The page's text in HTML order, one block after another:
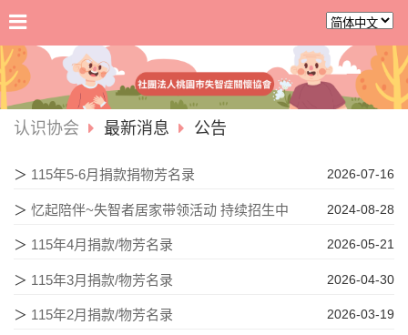
认识协会 最新消息 公告
2026-07-16
＞ 115年5-6月捐款捐物芳名录
2024-08-28
＞ 忆起陪伴~失智者居家带领活动 持续招生中
2026-05-21
＞ 115年4月捐款/物芳名录
2026-04-30
＞ 115年3月捐款/物芳名录
2026-03-19
＞ 115年2月捐款/物芳名录